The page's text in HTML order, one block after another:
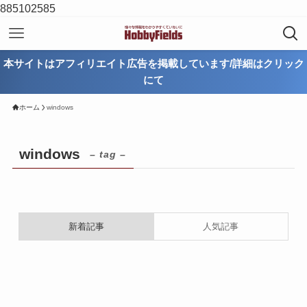
885102585
本サイトはアフィリエイト広告を掲載しています/詳細はクリック
にて
ホーム windows
windows – tag –
新着記事 人気記事